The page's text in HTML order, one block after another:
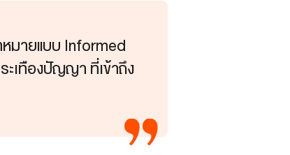
หมายแบบ Informed
ะเทืองปัญญา ที่เข้าถึง